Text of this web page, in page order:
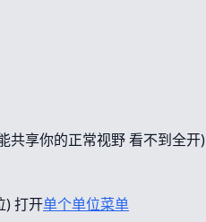
共享你的正常视野 看不到全开)
) 打开单个单位菜单